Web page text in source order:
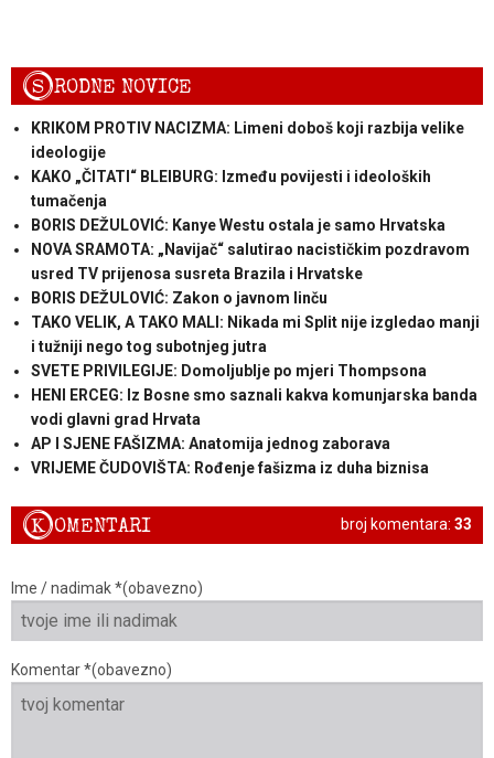
SRODNE NOVICE
KRIKOM PROTIV NACIZMA: Limeni doboš koji razbija velike
ideologije
KAKO „ČITATI“ BLEIBURG: Između povijesti i ideoloških
tumačenja
BORIS DEŽULOVIĆ: Kanye Westu ostala je samo Hrvatska
NOVA SRAMOTA: „Navijač“ salutirao nacističkim pozdravom
usred TV prijenosa susreta Brazila i Hrvatske
BORIS DEŽULOVIĆ: Zakon o javnom linču
TAKO VELIK, A TAKO MALI: Nikada mi Split nije izgledao manji
i tužniji nego tog subotnjeg jutra
SVETE PRIVILEGIJE: Domoljublje po mjeri Thompsona
HENI ERCEG: Iz Bosne smo saznali kakva komunjarska banda
vodi glavni grad Hrvata
AP I SJENE FAŠIZMA: Anatomija jednog zaborava
VRIJEME ČUDOVIŠTA: Rođenje fašizma iz duha biznisa
broj komentara: 33
KOMENTARI
Ime / nadimak *(obavezno)
Komentar *(obavezno)